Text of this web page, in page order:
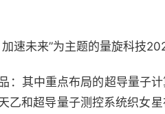
速未来”为主题的量旋科技
：其中重点布局的超导量子
乙和超导量子测控系统织女